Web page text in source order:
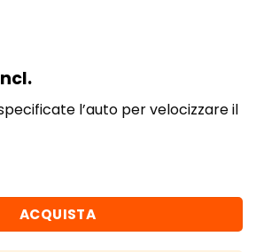
l’auto per velocizzare il
ET10-52 BLANK Double Tinted
ACQUISTA